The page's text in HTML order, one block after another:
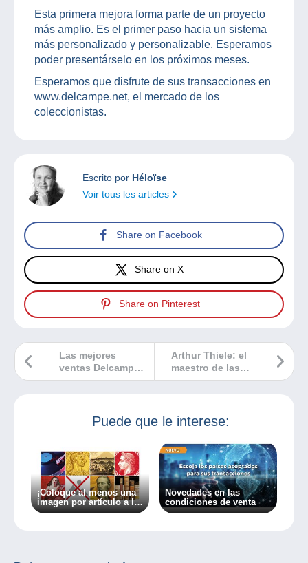
Esta primera mejora forma parte de un proyecto
más amplio. Es el primer paso hacia un sistema
más personalizado y personalizable. Esperamos
poder presentárselo en los próximos meses.
Esperamos que disfrute de sus transacciones en
www.delcampe.net, el mercado de los
coleccionistas.
Escrito por Héloïse
Voir tous les articles
Share on Facebook
Share on X
Share on Pinterest
Arthur Thiele: el
maestro de las
postales
Las mejores
ventas Delcampe
junio 2024
Puede que le interese:
¡Coloque al menos una
imagen por artículo a la
venta en Delcampe!
Novedades en las
condiciones de venta